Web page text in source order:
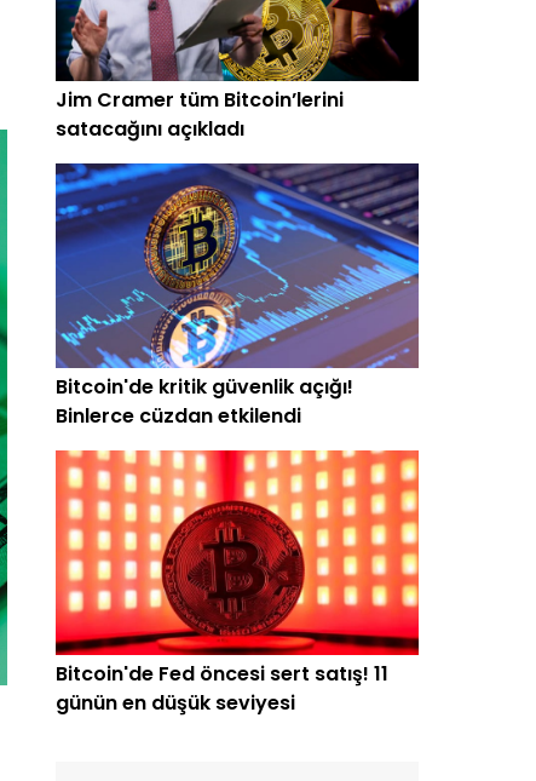
Jim Cramer tüm Bitcoin’lerini
satacağını açıkladı
Bitcoin'de kritik güvenlik açığı!
Binlerce cüzdan etkilendi
Bitcoin'de Fed öncesi sert satış! 11
günün en düşük seviyesi